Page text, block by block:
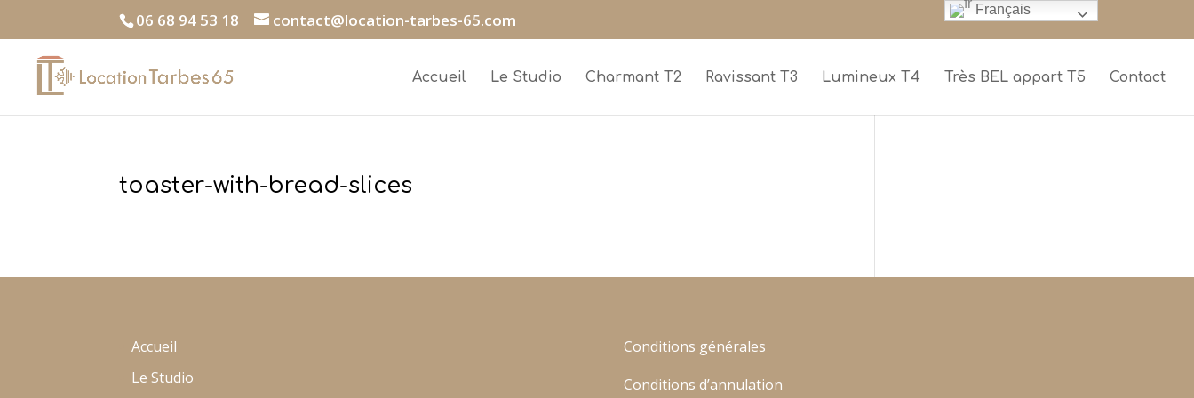
06 68 94 53 18 contact@location-tarbes-65.com
Accueil Le Studio Charmant T2 Ravissant T3 Lumineux T4 Très BEL appart T5 Contact
toaster-with-bread-slices
Accueil
Le Studio
Conditions générales
Conditions d’annulation
Français